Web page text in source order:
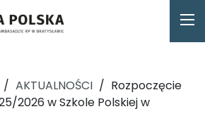
/ AKTUALNOŚCI / Rozpoczęcie
2026 w Szkole Polskiej w